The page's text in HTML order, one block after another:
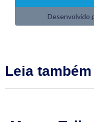
Leia também